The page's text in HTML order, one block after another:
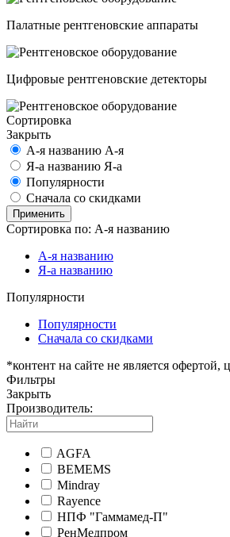
Палатные рентгеновские аппараты
Цифровые рентгеновские детекторы
Сортировка
Закрыть
А-я названию А-я
Я-а названию Я-а
Популярности
Сначала со скидками
Применить
Сортировка по: А-я названию
А-я названию
Я-а названию
Популярности
Популярности
Сначала со скидками
*контент на сайте не является офертой,
Фильтры
Закрыть
Производитель:
AGFA
BEMEMS
Mindray
Rayence
НПФ "Гаммамед-П"
РенМедпром